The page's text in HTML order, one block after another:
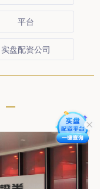
平台
实盘配资公司